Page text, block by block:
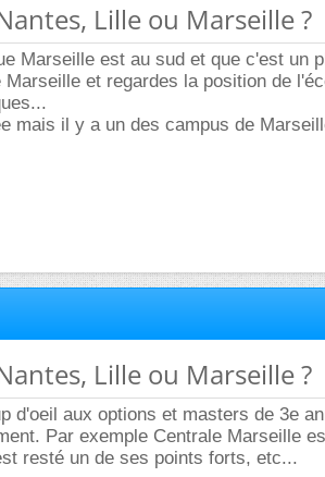
Lille ou Marseille ?
Marseille est au sud et que c'est un
et regardes la position de
mais il y a un des campus de
Lille ou Marseille ?
d'oeil aux options et masters de 3e
Par exemple Centrale Marseille
resté un de ses points forts, etc...